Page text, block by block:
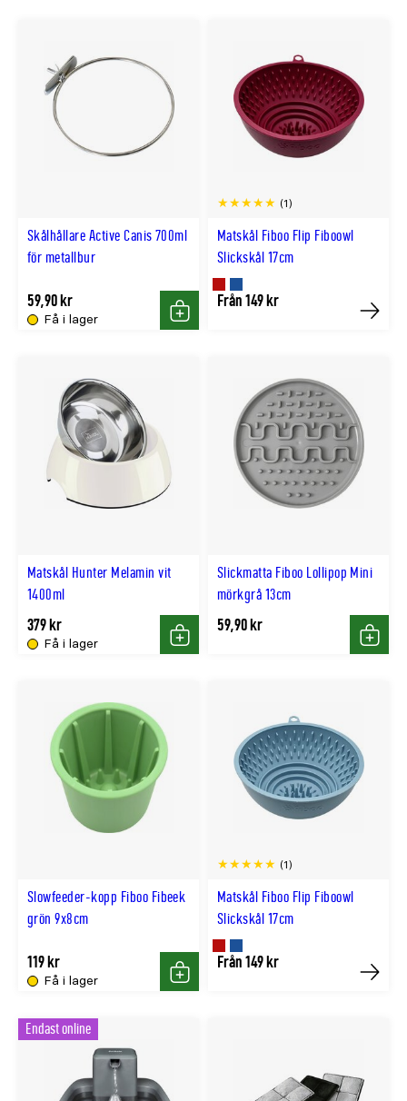
Skålhållare Active Canis 700ml
för metallbur
Få i lager
59,90 kr
Köp
Matskål Fiboo Flip Fiboowl
Slickskål 17cm
Finns
Finns
(1)
Från 149 kr
Köp
Matskål Hunter Melamin vit
1400ml
Få i lager
379 kr
Köp
Slickmatta Fiboo Lollipop Mini
mörkgrå 13cm
59,90 kr
Köp
Slowfeeder-kopp Fiboo Fibeek
grön 9x8cm
Få i lager
119 kr
Köp
Matskål Fiboo Flip Fiboowl
Slickskål 17cm
Finns
Finns
(1)
Från 149 kr
Köp
Endast online